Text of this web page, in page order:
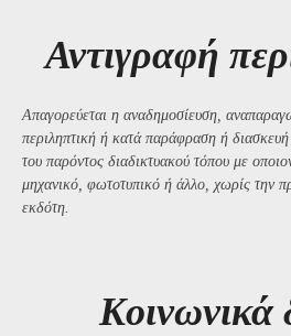
Αντιγραφή
Απαγορεύεται η αναδημοσίευση,
περιληπτική ή κατά παράφραση ή
του παρόντος διαδικτυακού τόπου με
μηχανικό, φωτοτυπικό ή άλλο, χωρίς την
εκδότη.
Kοινωνικά